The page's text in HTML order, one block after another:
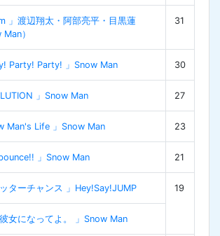
」渡辺翔太・阿部亮平・目黒蓮
Man）
31
Party! Party! 」Snow Man 30
」Snow Man 27
Man's Life 」Snow Man 23
」Snow Man 21
ッターチャンス 」Hey!Say!JUMP 19
彼女になってよ。 」Snow Man